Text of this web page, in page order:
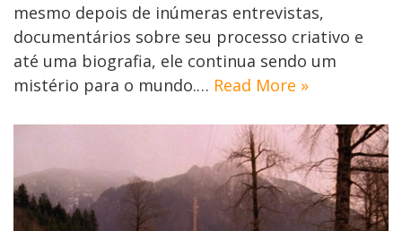
mesmo depois de inúmeras entrevistas,
documentários sobre seu processo criativo e
até uma biografia, ele continua sendo um
mistério para o mundo.… Read More »